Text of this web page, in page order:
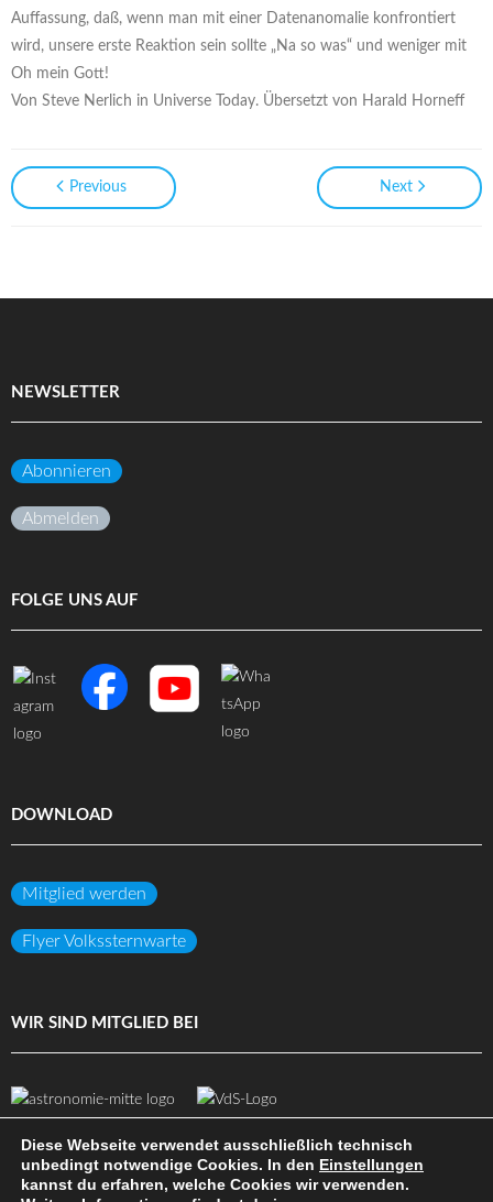
Auffassung, daß, wenn man mit einer Datenanomalie konfrontiert
wird, unsere erste Reaktion sein sollte „Na so was“ und weniger mit
Oh mein Gott!
Von Steve Nerlich in Universe Today. Übersetzt von Harald Horneff
Previous Next
NEWSLETTER
Abonnieren
Abmelden
FOLGE UNS AUF
DOWNLOAD
Mitglied werden
Flyer Volkssternwarte
WIR SIND MITGLIED BEI
(c) Volkssternwarte Darmstadt e.V.
Diese Webseite verwendet ausschließlich technisch
unbedingt notwendige Cookies. In den Einstellungen
kannst du erfahren, welche Cookies wir verwenden.